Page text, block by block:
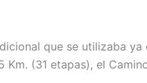
que se utilizaba
(31 etapas), el